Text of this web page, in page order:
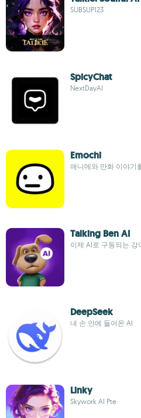
SUBSUP123
SpicyChat
NextDayAI
Emochi
애니메와 만화 이야기
Talking Ben AI
이제 AI로 구동되는
DeepSeek
내 손 안에 들어온 AI
Linky
Skywork AI Pte